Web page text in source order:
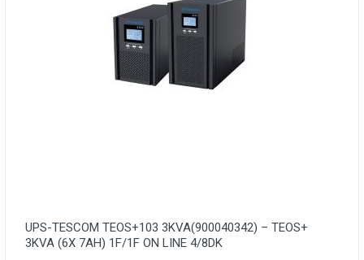
UPS-TESCOM TEOS+103 3KVA(900040342) – TEOS+
3KVA (6X 7AH) 1F/1F ON LINE 4/8DK